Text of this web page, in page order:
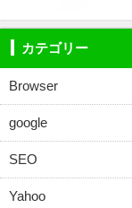
カテゴリー
Browser
google
SEO
Yahoo